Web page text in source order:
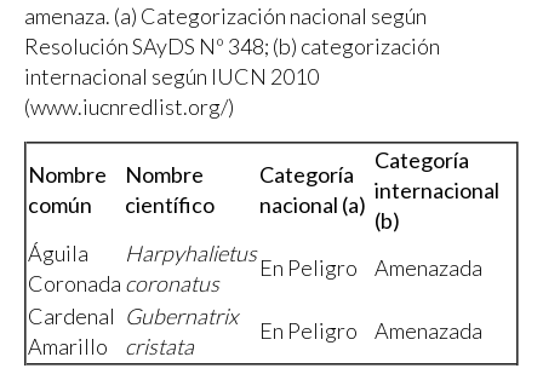
amenaza. (a) Categorización nacional según
Resolución SAyDS Nº 348; (b) categorización
internacional según IUCN 2010
(www.iucnredlist.org/)
Nombre
común
Nombre
científico
Categoría
nacional (a)
Categoría
internacional
(b)
Águila
Coronada
Harpyhalietus
coronatus
En Peligro
Amenazada
Cardenal
Amarillo
Gubernatrix
cristata
En Peligro Amenazada